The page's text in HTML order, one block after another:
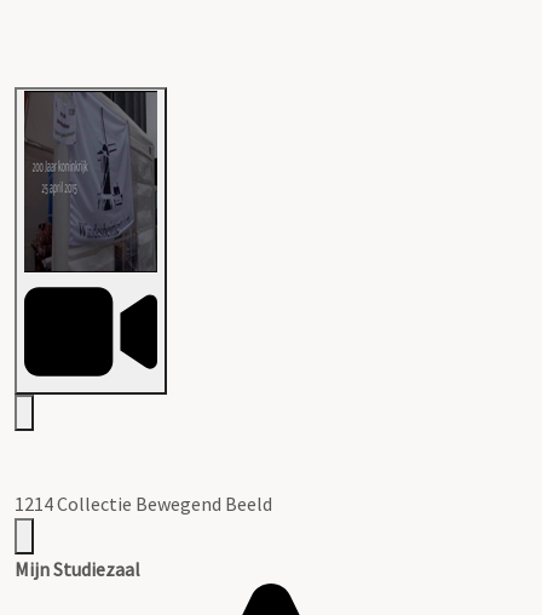
1214 Collectie Bewegend Beeld
Mijn Studiezaal